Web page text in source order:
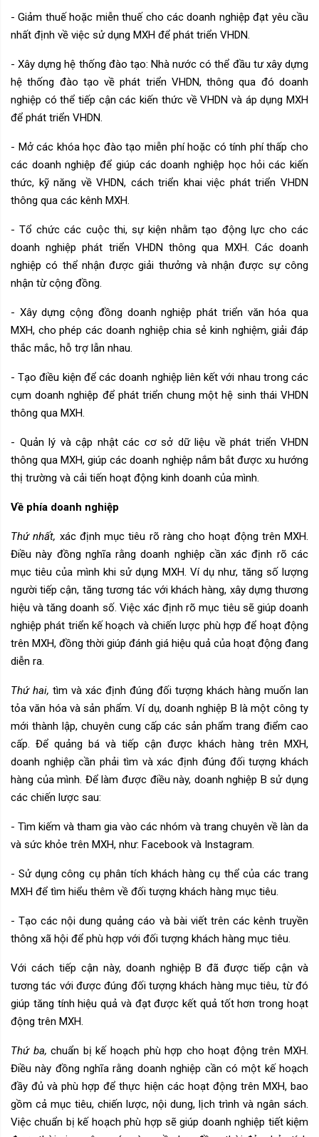
- Giảm thuế hoặc miễn thuế cho các doanh nghiệp đạt yêu cầu
nhất định về việc sử dụng MXH để phát triển VHDN.
- Xây dựng hệ thống đào tạo: Nhà nước có thể đầu tư xây dựng
hệ thống đào tạo về phát triển VHDN, thông qua đó doanh
nghiệp có thể tiếp cận các kiến thức về VHDN và áp dụng MXH
để phát triển VHDN.
- Mở các khóa học đào tạo miễn phí hoặc có tính phí thấp cho
các doanh nghiệp để giúp các doanh nghiệp học hỏi các kiến
thức, kỹ năng về VHDN, cách triển khai việc phát triển VHDN
thông qua các kênh MXH.
- Tổ chức các cuộc thi, sự kiện nhằm tạo động lực cho các
doanh nghiệp phát triển VHDN thông qua MXH. Các doanh
nghiệp có thể nhận được giải thưởng và nhận được sự công
nhận từ cộng đồng.
- Xây dựng cộng đồng doanh nghiệp phát triển văn hóa qua
MXH, cho phép các doanh nghiệp chia sẻ kinh nghiệm, giải đáp
thắc mắc, hỗ trợ lẫn nhau.
- Tạo điều kiện để các doanh nghiệp liên kết với nhau trong các
cụm doanh nghiệp để phát triển chung một hệ sinh thái VHDN
thông qua MXH.
- Quản lý và cập nhật các cơ sở dữ liệu về phát triển VHDN
thông qua MXH, giúp các doanh nghiệp nắm bắt được xu hướng
thị trường và cải tiến hoạt động kinh doanh của mình.
Về phía doanh nghiệp
Thứ nhất, xác định mục tiêu rõ ràng cho hoạt động trên MXH.
Điều này đồng nghĩa rằng doanh nghiệp cần xác định rõ các
mục tiêu của mình khi sử dụng MXH. Ví dụ như, tăng số lượng
người tiếp cận, tăng tương tác với khách hàng, xây dựng thương
hiệu và tăng doanh số. Việc xác định rõ mục tiêu sẽ giúp doanh
nghiệp phát triển kế hoạch và chiến lược phù hợp để hoạt động
trên MXH, đồng thời giúp đánh giá hiệu quả của hoạt động đang
diễn ra.
Thứ hai, tìm và xác định đúng đối tượng khách hàng muốn lan
tỏa văn hóa và sản phẩm. Ví dụ, doanh nghiệp B là một công ty
mới thành lập, chuyên cung cấp các sản phẩm trang điểm cao
cấp. Để quảng bá và tiếp cận được khách hàng trên MXH,
doanh nghiệp cần phải tìm và xác định đúng đối tượng khách
hàng của mình. Để làm được điều này, doanh nghiệp B sử dụng
các chiến lược sau:
- Tìm kiếm và tham gia vào các nhóm và trang chuyên về làn da
và sức khỏe trên MXH, như: Facebook và Instagram.
- Sử dụng công cụ phân tích khách hàng cụ thể của các trang
MXH để tìm hiểu thêm về đối tượng khách hàng mục tiêu.
- Tạo các nội dung quảng cáo và bài viết trên các kênh truyền
thông xã hội để phù hợp với đối tượng khách hàng mục tiêu.
Với cách tiếp cận này, doanh nghiệp B đã được tiếp cận và
tương tác với được đúng đối tượng khách hàng mục tiêu, từ đó
giúp tăng tính hiệu quả và đạt được kết quả tốt hơn trong hoạt
động trên MXH.
Thứ ba, chuẩn bị kế hoạch phù hợp cho hoạt động trên MXH.
Điều này đồng nghĩa rằng doanh nghiệp cần có một kế hoạch
đầy đủ và phù hợp để thực hiện các hoạt động trên MXH, bao
gồm cả mục tiêu, chiến lược, nội dung, lịch trình và ngân sách.
Việc chuẩn bị kế hoạch phù hợp sẽ giúp doanh nghiệp tiết kiệm